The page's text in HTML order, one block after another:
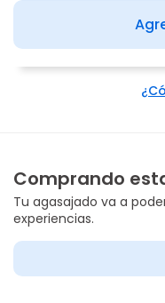
Comprando
Tu agasajado va a
experiencias.